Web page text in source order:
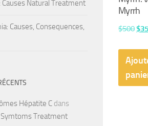
Myrrh
$500 Le
$
Causes Natural Treatment
Causes, Consequences,
Hépatite C dans
Symtoms Treatment